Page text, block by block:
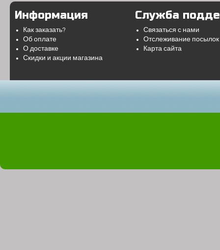
Информация
Как заказать?
Об оплате
О доставке
Скидки и акции магазина
Служба
Связаться с нами
Отслеживание посылок
Карта сайта